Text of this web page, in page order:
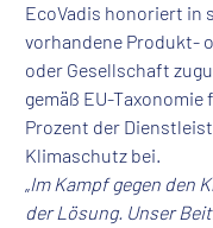
EcoVadis honoriert in
vorhandene Produkt-
oder Gesellschaft
gemäß EU-
Prozent der
Klimaschutz bei.
„Im Kampf gegen den
der Lösung. Unser